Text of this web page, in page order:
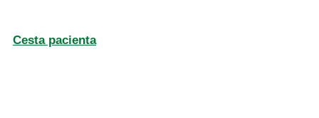
Cesta pacienta